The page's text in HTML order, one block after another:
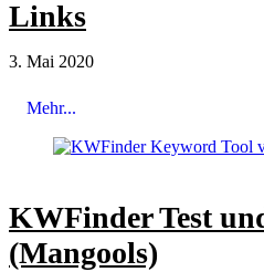
Links
3. Mai 2020
Mehr...
KWFinder Test
(Mangools)